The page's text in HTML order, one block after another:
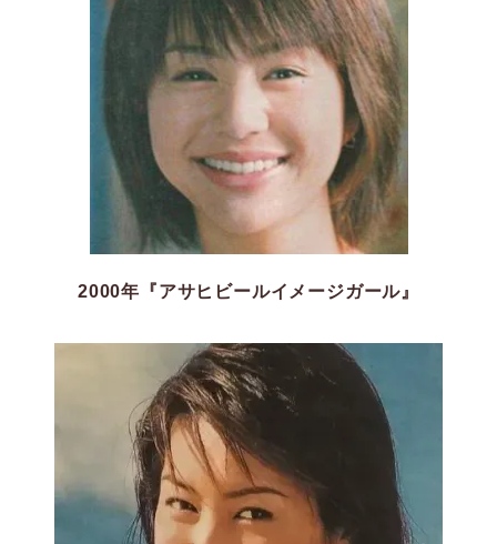
2000年『アサヒビールイメージガール』